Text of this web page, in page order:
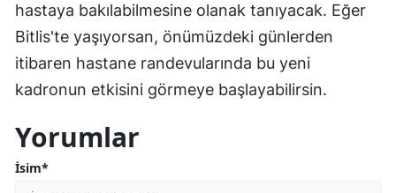
hastaya bakılabilmesine olanak tanıyacak. Eğer
Bitlis'te yaşıyorsan, önümüzdeki günlerden
itibaren hastane randevularında bu yeni
kadronun etkisini görmeye başlayabilirsin.
Yorumlar
İsim*